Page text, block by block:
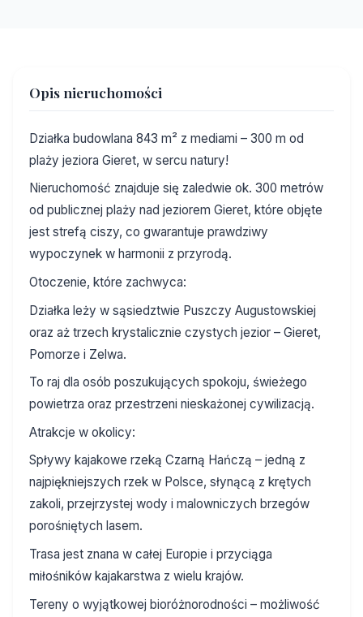
Opis nieruchomości
Działka budowlana 843 m² z mediami – 300 m od
plaży jeziora Gieret, w sercu natury!
Nieruchomość znajduje się zaledwie ok. 300 metrów
od publicznej plaży nad jeziorem Gieret, które objęte
jest strefą ciszy, co gwarantuje prawdziwy
wypoczynek w harmonii z przyrodą.
Otoczenie, które zachwyca:
Działka leży w sąsiedztwie Puszczy Augustowskiej
oraz aż trzech krystalicznie czystych jezior – Gieret,
Pomorze i Zelwa.
To raj dla osób poszukujących spokoju, świeżego
powietrza oraz przestrzeni nieskażonej cywilizacją.
Atrakcje w okolicy:
Spływy kajakowe rzeką Czarną Hańczą – jedną z
najpiękniejszych rzek w Polsce, słynącą z krętych
zakoli, przejrzystej wody i malowniczych brzegów
porośniętych lasem.
Trasa jest znana w całej Europie i przyciąga
miłośników kajakarstwa z wielu krajów.
Tereny o wyjątkowej bioróżnorodności – możliwość